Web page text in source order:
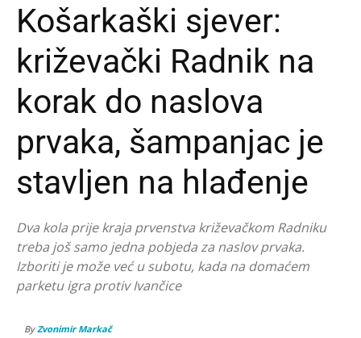
Košarkaški sjever:
križevački Radnik na
korak do naslova
prvaka, šampanjac je
stavljen na hlađenje
Dva kola prije kraja prvenstva križevačkom Radniku
treba još samo jedna pobjeda za naslov prvaka.
Izboriti je može već u subotu, kada na domaćem
parketu igra protiv Ivančice
By Zvonimir Markač